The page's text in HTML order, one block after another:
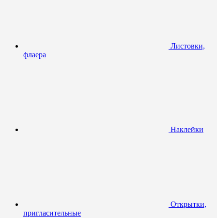
Листовки,
флаера
Наклейки
Открытки,
пригласительные